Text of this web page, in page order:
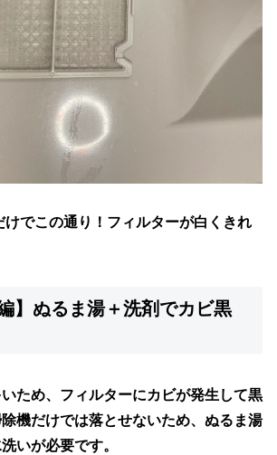
でこの通り！フィルターが白くきれ
】ぬるま湯＋洗剤でカビ黒
ため、フィルターにカビが発生して黒
機だけでは落とせないため、 ぬるま湯
いが必要です。